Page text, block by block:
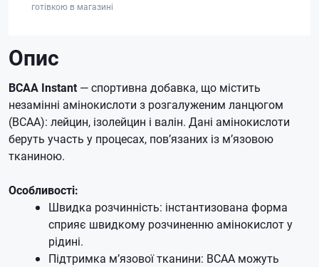
готівкою в магазині
Опис
BCAA Instant — спортивна добавка, що містить
незамінні амінокислоти з розгалуженим ланцюгом
(BCAA): лейцин, ізолейцин і валін. Дані амінокислоти
беруть участь у процесах, пов’язаних із м’язовою
тканиною.
Особливості:
Швидка розчинність: інстантизована форма
сприяє швидкому розчиненню амінокислот у
рідині.
Підтримка м’язової тканини: BCAA можуть